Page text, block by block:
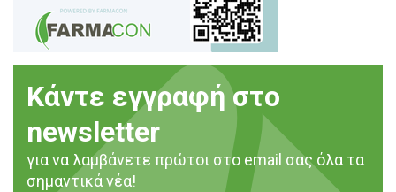
Κάντε εγγραφή στο
newsletter
για να λαμβάνετε πρώτοι στο email σας όλα τα
σημαντικά νέα!